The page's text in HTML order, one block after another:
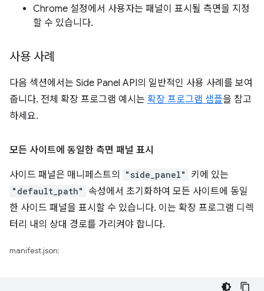
Chrome 설정에서 사용자는 패널이 표시될 측면을 지정
할 수 있습니다.
사용 사례
다음 섹션에서는 Side Panel API의 일반적인 사용 사례를 보여
줍니다. 전체 확장 프로그램 예시는 확장 프로그램 샘플을 참고
하세요.
모든 사이트에 동일한 측면 패널 표시
사이드 패널은 매니페스트의 "side_panel" 키에 있는
"default_path"
속성에서 초기화하여 모든 사이트에 동일
한 사이드 패널을 표시할 수 있습니다. 이는 확장 프로그램 디렉
터리 내의 상대 경로를 가리켜야 합니다.
manifest.json: